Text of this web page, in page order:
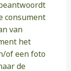
consument
van
het
of een foto
de